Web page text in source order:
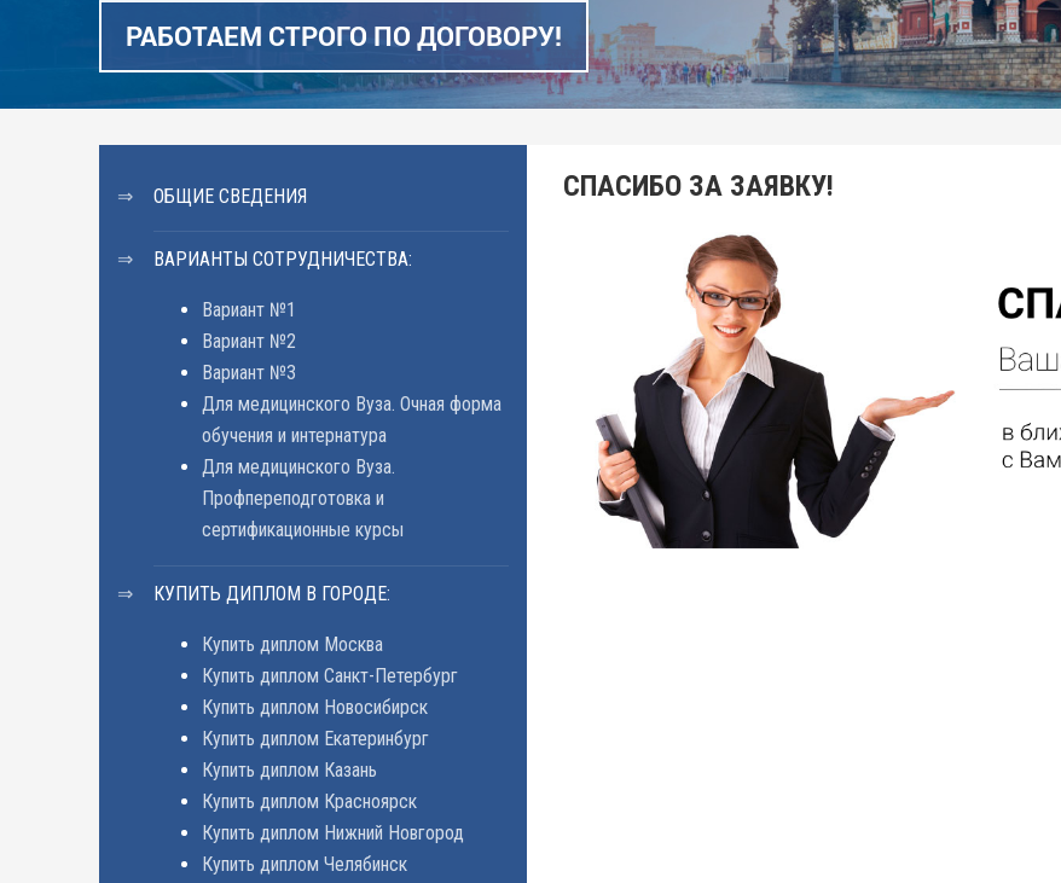
РАБОТАЕМ СТРОГО ПО ДОГОВОРУ!
ОБЩИЕ СВЕДЕНИЯ
ВАРИАНТЫ СОТРУДНИЧЕСТВА:
Вариант №1
Вариант №2
Вариант №3
Для медицинского Вуза. Очная форма
обучения и интернатура
Для медицинского Вуза.
Профпереподготовка и
сертификационные курсы
КУПИТЬ ДИПЛОМ В ГОРОДЕ:
Купить диплом Москва
Купить диплом Санкт-Петербург
Купить диплом Новосибирск
Купить диплом Екатеринбург
Купить диплом Казань
Купить диплом Красноярск
Купить диплом Нижний Новгород
Купить диплом Челябинск
СПАСИБО ЗА ЗАЯВКУ!